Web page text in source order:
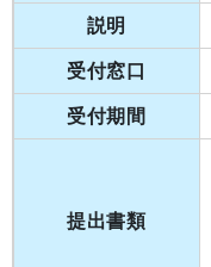
説明
受付窓口
受付期間
提出書類